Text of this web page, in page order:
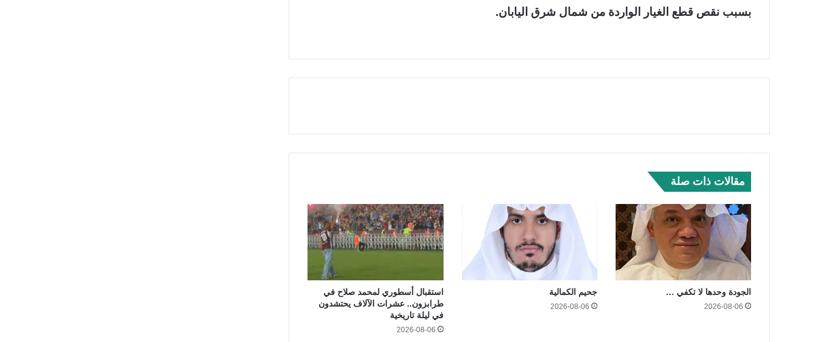
بسبب نقص قطع الغيار الواردة من شمال شرق اليابان.
مقالات ذات صلة
الجودة وحدها لا تكفي …
2026-08-06
جحيم الكمالية
2026-08-06
استقبال أسطوري لمحمد صلاح في
طرابزون.. عشرات الآلاف يحتشدون
في ليلة تاريخية
2026-08-06